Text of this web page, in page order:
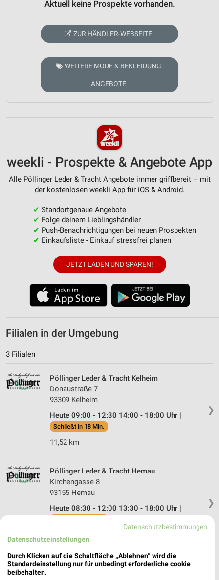
Aktuell keine Prospekte vorhanden.
ZUR HÄNDLER-WEBSEITE
WEITERE MODE & BEKLEIDUNG
ANGEBOTE
weekli - Prospekte & Angebote App
Alle Pöllinger Leder & Tracht Angebote immer griffbereit – mit
der kostenlosen weekli App für iOS & Android.
✔ Standortgenaue Angebote
✔ Folge deinem Lieblingshändler
✔ Push-Benachrichtigungen bei neuen Prospekten
✔ Einkaufsliste - Einkauf stressfrei planen
JETZT LADEN UND SPAREN!
Filialen in der Umgebung
3 Filialen
❯
Pöllinger Leder & Tracht Kelheim
Donaustraße 7
93309 Kelheim
Heute 09:00 - 12:30 14:00 - 18:00 Uhr |
Schließt in 18 Min.
11,52 km
❯
Pöllinger Leder & Tracht Hemau
Kirchengasse 8
93155 Hemau
Heute 08:30 - 12:00 13:30 - 18:00 Uhr |
26,75 km
Pöllinger Leder & Tracht Regensburg
Datenschutzbestimmungen
Datenschutzeinstellungen
Durch Klicken auf die Schaltfläche „Ablehnen“ wird die
Standardeinstellung nur für unbedingt erforderliche cookie
beibehalten.